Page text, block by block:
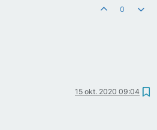
0
15 okt. 2020 09:04